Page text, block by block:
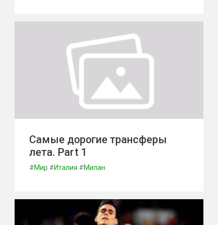
Самые дорогие трансферы
лета. Part 1
#Мир #Италия #Милан